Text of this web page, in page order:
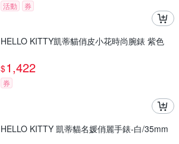
活動 券
HELLO KITTY凱蒂貓俏皮小花時尚腕錶 紫色
$1,422
券
HELLO KITTY 凱蒂貓名媛俏麗手錶-白/35mm